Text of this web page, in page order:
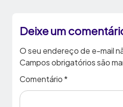
Deixe um
O seu endereço de e-mail
Campos obrigatórios são
Comentário*